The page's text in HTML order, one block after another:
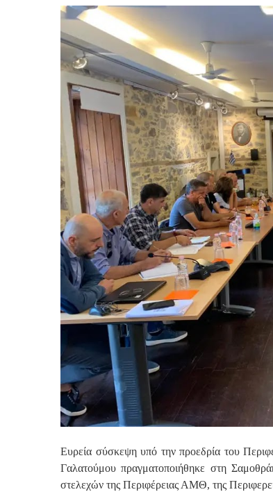
Ευρεία σύσκεψη υπό την προεδρία του
Γαλατούμου πραγματοποιήθηκε στη
στελεχών της Περιφέρειας ΑΜΘ, της